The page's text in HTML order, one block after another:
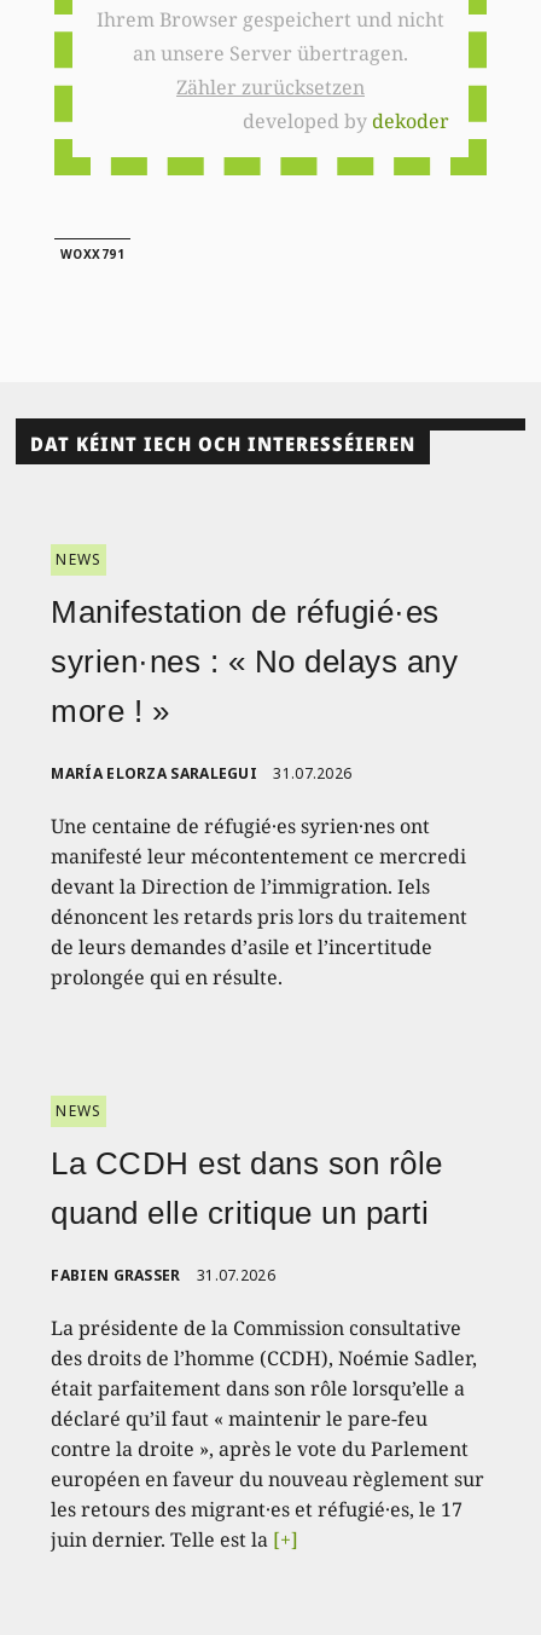
Ihrem Browser gespeichert und nicht
an unsere Server übertragen.
Zähler zurücksetzen
developed bydekoder
WOXX791
DAT KÉINT IECH OCH INTERESSÉIEREN
NEWS
Manifestation de réfugié·es
syrien·nes : « No delays any
more ! »
MARÍA ELORZA SARALEGUI 31.07.2026
Une centaine de réfugié·es syrien·nes ont
manifesté leur mécontentement ce mercredi
devant la Direction de l’immigration. Iels
dénoncent les retards pris lors du traitement
de leurs demandes d’asile et l’incertitude
prolongée qui en résulte.
NEWS
La CCDH est dans son rôle
quand elle critique un parti
FABIEN GRASSER 31.07.2026
La présidente de la Commission consultative
des droits de l’homme (CCDH), Noémie Sadler,
était parfaitement dans son rôle lorsqu’elle a
déclaré qu’il faut « maintenir le pare-feu
contre la droite », après le vote du Parlement
européen en faveur du nouveau règlement sur
les retours des migrant·es et réfugié·es, le 17
juin dernier. Telle est la [+]